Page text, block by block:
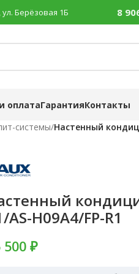
Берёзовая 1Б 8
оплатаГарантияКонтакты
системы/Настенный
AS-H09A4/FP-R1
500 ₽